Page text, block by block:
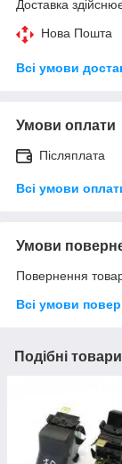
Доставка
Нова Пошта
Всі умови
Умови оплати
Післяплата
Всі умови
Умови
Повернення
Всі умови
Подібні